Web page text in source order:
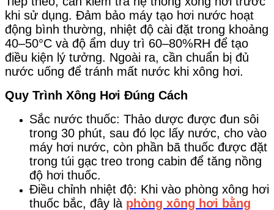
khi sử dụng. Đảm bảo máy tạo hơi nước hoạt
động bình thường, nhiệt độ cài đặt trong khoảng
40–50°C và độ ẩm duy trì 60–80%RH để tạo
điều kiện lý tưởng. Ngoài ra, cần chuẩn bị đủ
nước uống để tránh mất nước khi xông hơi.
Quy Trình Xông Hơi Đúng Cách
Sắc nước thuốc: Thảo dược được đun sôi
trong 30 phút, sau đó lọc lấy nước, cho vào
máy hơi nước, còn phần bã thuốc được đặt
trong túi gạc treo trong cabin để tăng nồng
độ hơi thuốc.
Điều chỉnh nhiệt độ: Khi vào phòng xông hơi
thuốc bắc, đây là phòng xông hơi bằng